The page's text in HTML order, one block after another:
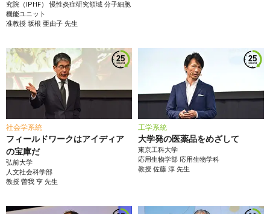
究院（IPHF） 慢性炎症研究領域 分子細胞
機能ユニット
准教授 坂根 亜由子先生
社会学系統
フィールドワークはアイディア
の宝庫だ
弘前大学
人文社会科学部
教授 曽我 亨先生
工学系統
大学発の医薬品をめざして
東京工科大学
応用生物学部 応用生物学科
教授 佐藤 淳 先生